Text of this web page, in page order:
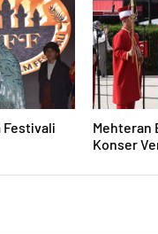
Festivali
Mehteran
Konser